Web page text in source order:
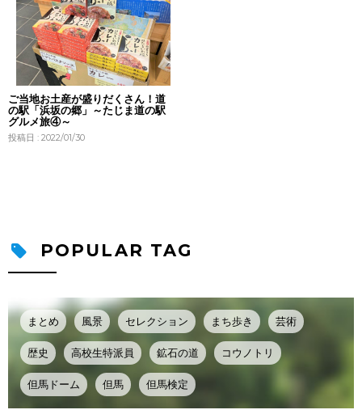
ご当地お土産が盛りだくさん！道
の駅「浜坂の郷」～たじま道の駅
グルメ旅④～
投稿日 : 2022/01/30
POPULAR TAG
まとめ 風景 セレクション まち歩き 芸術
歴史 高校生特派員 鉱石の道 コウノトリ
但馬ドーム 但馬 但馬検定